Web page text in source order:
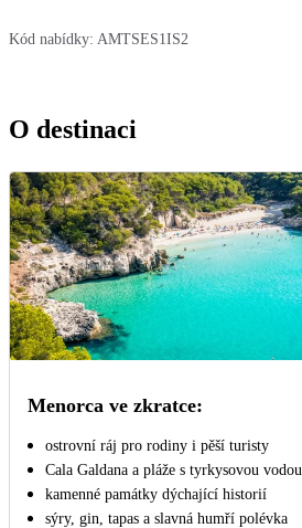
Kód nabídky: AMTSES1IS2
O destinaci
Menorca ve zkratce:
ostrovní ráj pro rodiny i pěší turisty
Cala Galdana a pláže s tyrkysovou vodou
kamenné památky dýchající historií
sýry, gin, tapas a slavná humří polévka